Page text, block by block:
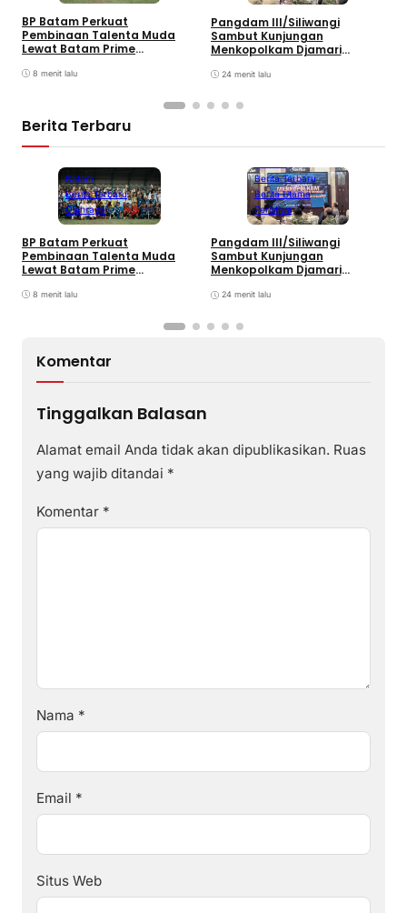
BP Batam Perkuat
Pembinaan Talenta Muda
Lewat Batam Prime
Football sebagai Festival
8 menit lalu
Pangdam III/Siliwangi
Sambut Kunjungan
Menkopolkam Djamari
24 menit lalu
Berita Terbaru
Batam
Berita Terbaru
Olahraga
BP Batam Perkuat
Pembinaan Talenta Muda
Lewat Batam Prime
Football sebagai Festival
8 menit lalu
Berita Terbaru
Berita Utama
Peristiwa
Pangdam III/Siliwangi
Sambut Kunjungan
Menkopolkam Djamari
24 menit lalu
Komentar
Tinggalkan Balasan
Alamat email Anda tidak akan dipublikasikan. Ruas
yang wajib ditandai *
Komentar *
Nama *
Email *
Situs Web